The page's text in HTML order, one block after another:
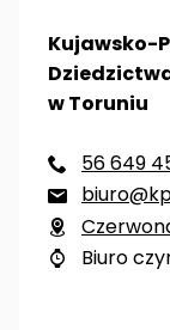
Kujawsko-
w Toruniu
 56 649


 Biuro